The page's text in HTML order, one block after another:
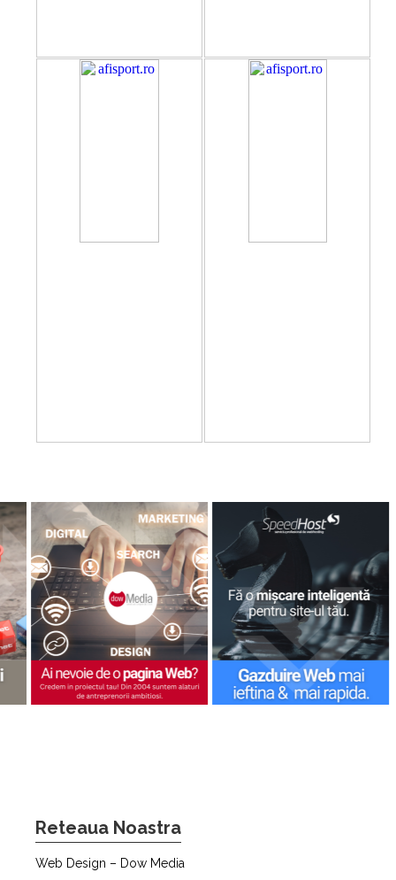
Reteaua Noastra
Web Design – Dow Media